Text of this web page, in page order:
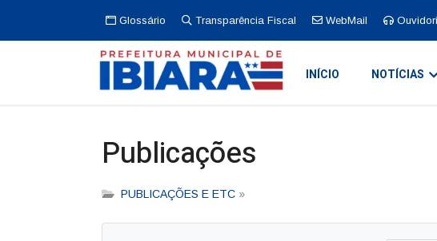
Glossário Transparência Fiscal WebMail
INÍCIO NOTÍCIAS
Publicações
PUBLICAÇÕES E ETC »